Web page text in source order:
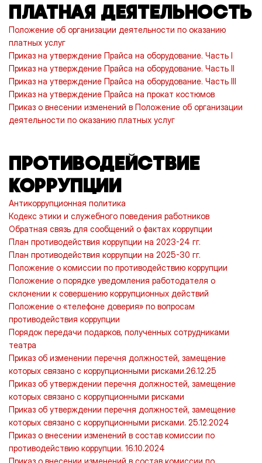
ПЛАТНАЯ ДЕЯТЕЛЬНОСТЬ
Положение об организации деятельности по оказанию
платных услуг
Приказ на утверждение Прайса на оборудование. Часть I
Приказ на утверждение Прайса на оборудование. Часть II
Приказ на утверждение Прайса на оборудование. Часть III
Приказ на утверждение Прайса на прокат костюмов
Приказ о внесении изменений в Положение об организации
деятельности по оказанию платных услуг
ПРОТИВОДЕЙСТВИЕ
КОРРУПЦИИ
Антикоррупционная политика
Кодекс этики и служебного поведения работников
Обратная связь для сообщений о фактах коррупции
План противодействия коррупции на 2023-24 гг.
План противодействия коррупции на 2025-30 гг.
Положение о комиссии по противодействию коррупции
Положение о порядке уведомления работодателя о
склонении к совершению коррупционных действий
Положение о «телефоне доверия» по вопросам
противодействия коррупции
Порядок передачи подарков, полученных сотрудниками
театра
Приказ об изменении перечня должностей, замещение
которых связано с коррупционными рисками.26.12.25
Приказ об утверждении перечня должностей, замещение
которых связано с коррупционными рисками
Приказ об утверждении перечня должностей, замещение
которых связано с коррупционными рисками. 25.12.2024
Приказ о внесении изменений в состав комиссии по
противодействию коррупции. 16.10.2024
Приказ о внесении изменений в состав комиссии по